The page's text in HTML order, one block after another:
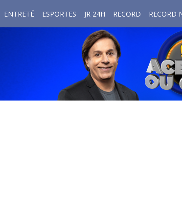
ENTRETÊ ESPORTES JR 24H RECORD RECORD